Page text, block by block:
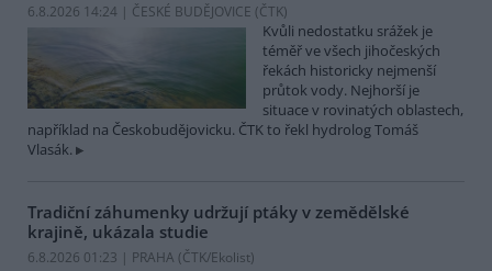
6.8.2026 14:24 | ČESKÉ BUDĚJOVICE (ČTK)
Kvůli nedostatku srážek je
téměř ve všech jihočeských
řekách historicky nejmenší
průtok vody. Nejhorší je
situace v rovinatých oblastech,
například na Českobudějovicku. ČTK to řekl hydrolog Tomáš
Vlasák.
Tradiční záhumenky udržují ptáky v zemědělské
krajině, ukázala studie
6.8.2026 01:23 | PRAHA (ČTK/Ekolist)